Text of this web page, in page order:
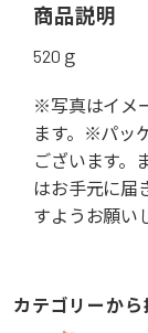
商品説明
520ｇ
※写真はイメ
ます。※パッ
ございます。
はお手元に届
すようお願い
カテゴリーから